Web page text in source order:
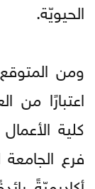
الحيويّة.
ومن
اعتبارًا
كلية
فرع